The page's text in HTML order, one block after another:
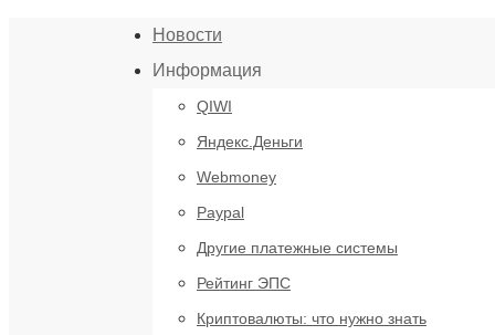
Новости
Информация
QIWI
Яндекс.Деньги
Webmoney
Paypal
Другие платежные системы
Рейтинг ЭПС
Криптовалюты: что нужно знать